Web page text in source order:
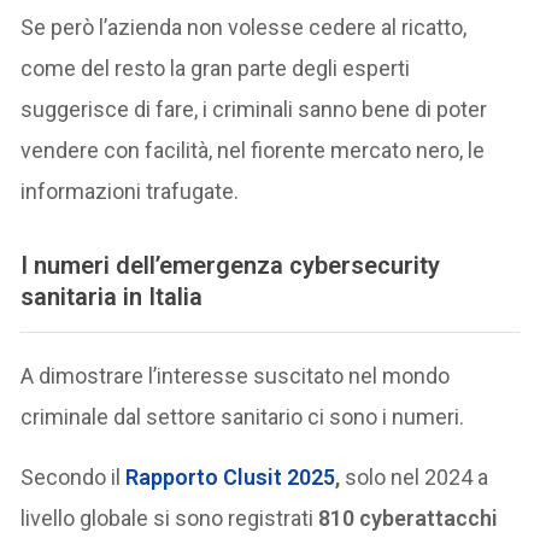
Se però l’azienda non volesse cedere al ricatto,
come del resto la gran parte degli esperti
suggerisce di fare, i criminali sanno bene di poter
vendere con facilità, nel fiorente mercato nero, le
informazioni trafugate.
I numeri dell’emergenza cybersecurity
sanitaria in Italia
A dimostrare l’interesse suscitato nel mondo
criminale dal settore sanitario ci sono i numeri.
Secondo il Rapporto Clusit 2025, solo nel 2024 a
livello globale si sono registrati 810 cyberattacchi